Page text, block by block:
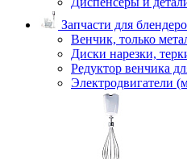
Запчасти для
Венчик, только
Диски нарезки,
Редуктор венчика
Электродвигатели